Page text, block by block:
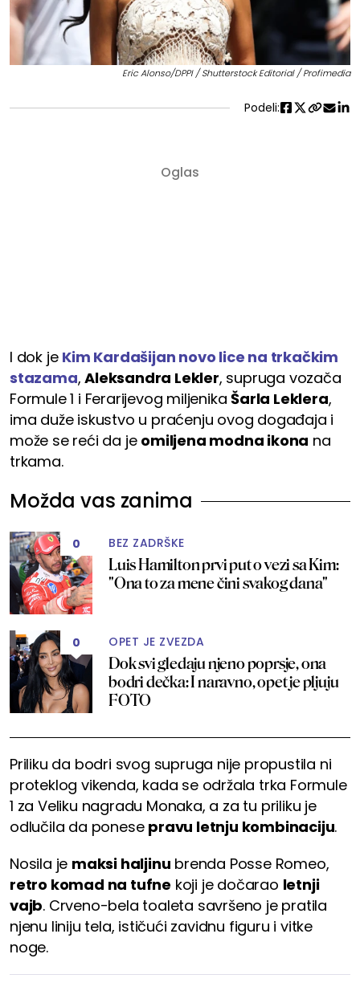
Eric Alonso/DPPI / Shutterstock Editorial / Profimedia
Podeli:
I dok je Kim Kardašijan novo lice na trkačkim
stazama,Aleksandra Lekler, supruga vozača
Formule 1 i Ferarijevog miljenikaŠarla Leklera,
ima duže iskustvo u praćenju ovog događaja i
može se reći da je omiljena modna ikona na
trkama.
Možda vas zanima
0 BEZ ZADRŠKE
Luis Hamilton prvi put o vezi sa Kim:
"Ona to za mene čini svakog dana"
0 OPET JE ZVEZDA
Dok svi gledaju njeno poprsje, ona
bodri dečka: I naravno, opet je pljuju
FOTO
Priliku da bodri svog supruga nije propustila ni
proteklog vikenda, kada se održala trka Formule
1 za Veliku nagradu Monaka, a za tu priliku je
odlučila da ponese pravu letnju kombinaciju.
Nosila je maksi haljinu brenda Posse Romeo,
retro komad na tufne koji je dočarao letnji
vajb. Crveno-bela toaleta savršeno je pratila
njenu liniju tela, ističući zavidnu figuru i vitke
noge.